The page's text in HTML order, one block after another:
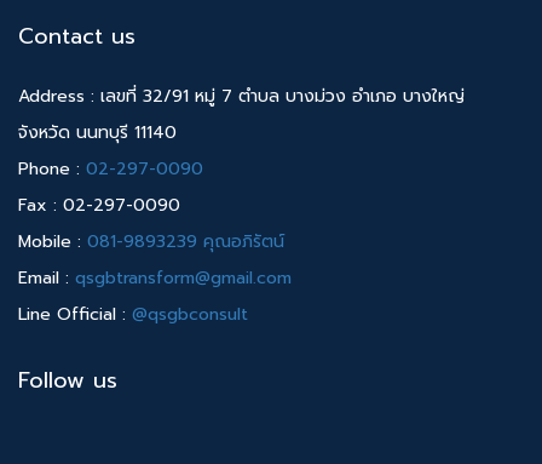
Contact us
Address : เลขที่ 32/91 หมู่ 7 ตำบล บางม่วง อำเภอ บางใหญ่
จังหวัด นนทบุรี 11140
Phone : 02-297-0090
Fax : 02-297-0090
Mobile : 081-9893239 คุณอภิรัตน์
Email : qsgbtransform@gmail.com
Line Official : @qsgbconsult
Follow us